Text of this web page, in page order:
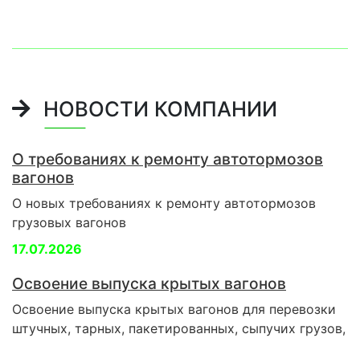
НОВОСТИ КОМПАНИИ
О требованиях к ремонту автотормозов
вагонов
О новых требованиях к ремонту автотормозов
грузовых вагонов
17.07.2026
Освоение выпуска крытых вагонов
Освоение выпуска крытых вагонов для перевозки
штучных, тарных, пакетированных, сыпучих грузов,